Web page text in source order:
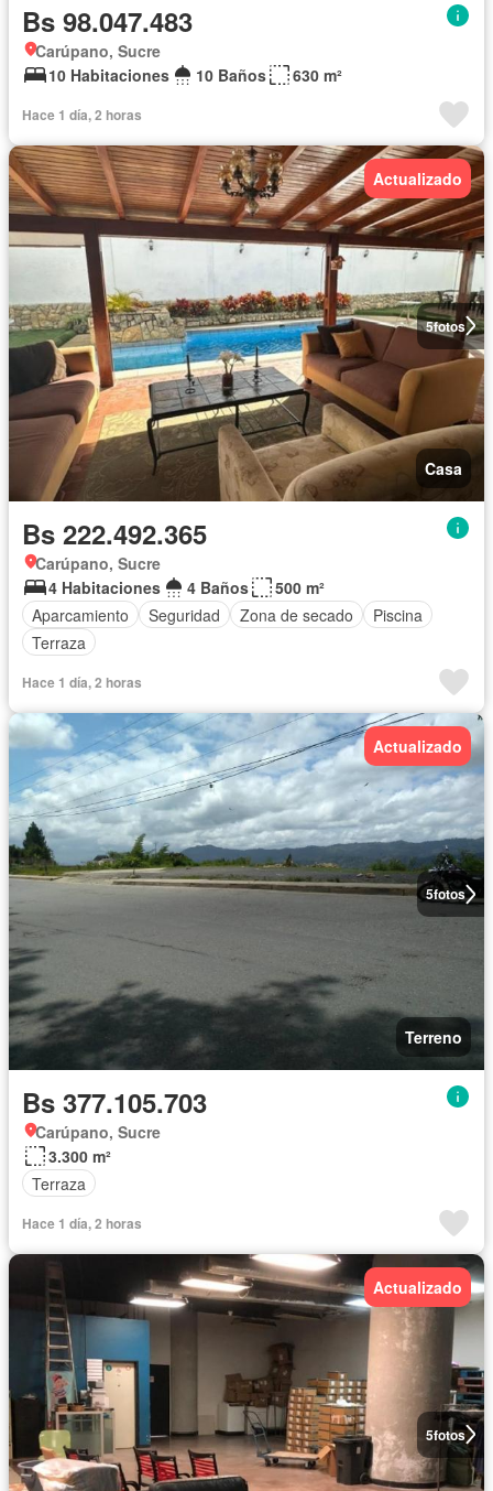
Bs 98.047.483
Carúpano, Sucre
10 Habitaciones
10 Baños 630 m²
Hace 1 día, 2 horas
5fotos
Actualizado
Casa
Bs 222.492.365
Carúpano, Sucre
4 Habitaciones
4 Baños
500 m²
Aparcamiento
Seguridad Zona de secado
Piscina
Terraza
Hace 1 día, 2 horas
5fotos
Actualizado
Terreno
Bs 377.105.703
Carúpano, Sucre
3.300 m²
Terraza
Hace 1 día, 2 horas
5fotos
Actualizado